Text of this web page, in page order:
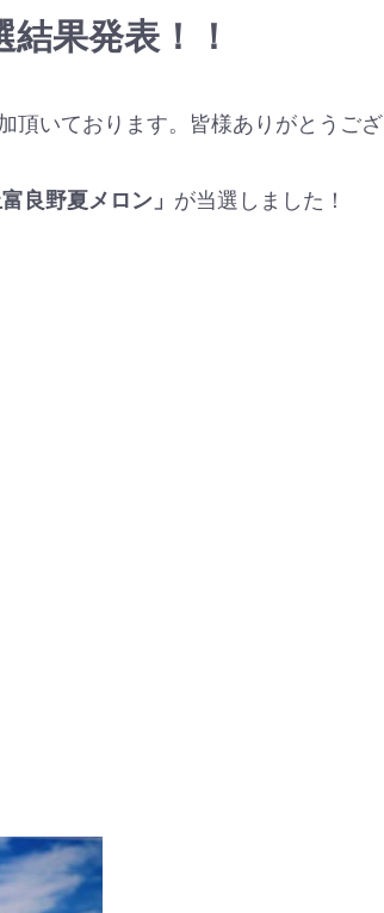
果発表！！
頂いております。皆様ありがとうござ
富良野夏メロン」 が当選しました！